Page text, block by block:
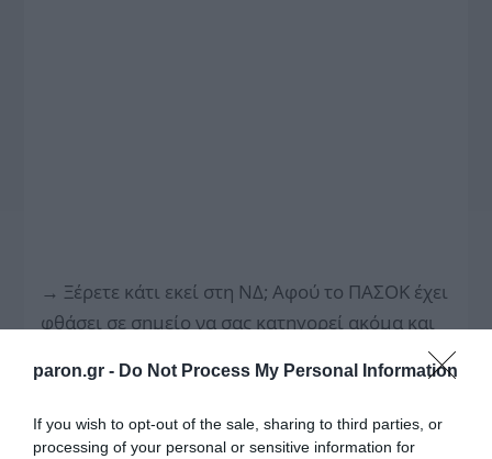
paron.gr - Do Not Process My Personal Information
If you wish to opt-out of the sale, sharing to third parties, or
processing of your personal or sensitive information for
→ Ξέρετε κάτι εκεί στη ΝΔ; Αφού το ΠΑΣΟΚ έχει
φθάσει σε σημείο να σας κατηγορεί ακόμα και
για το σκάνδαλο του Χρηματιστηρίου, πρέπει
κάποιοι από εσάς να είναι τουλάχιστον
ανίκανοι! Μήπως ως αντιπολίτευση
λειτουργείτε καλύτερα;